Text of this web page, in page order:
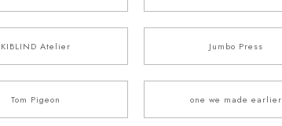
KIBLIND Atelier Jumbo Press
Tom Pigeon one we made earlier